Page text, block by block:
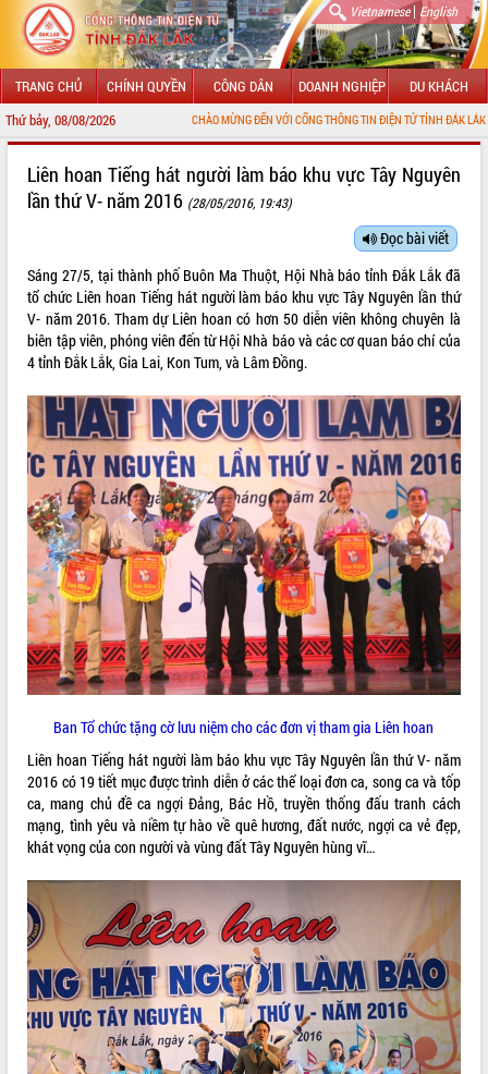
Vietnamese| English
TRANG CHỦ CHÍNH QUYỀN CÔNG DÂN DOANH NGHIỆP DU KHÁCH
Thứ bảy, 08/08/2026CHÀO MỪNG ĐẾN VỚI CỔNG THÔNG TIN ĐIỆN TỬ TỈNH ĐẮK LẮK
LÃNH ĐẠO UBND TỈNH
SỞ, BAN, NGÀNH
UBND CÁC XÃ, PHƯỜNG
HỆ THỐNG VĂN BẢN
VĂN BẢN HĐND TỈNH
ĐIỂM TIN VĂN BẢN
QUY HOẠCH - KẾ HOẠCH
VIDEO
Không có file video nào để phát.
Liên hoan Tiếng hát người làm báo khu vực Tây Nguyên
lần thứ V- năm 2016 (28/05/2016, 19:43)
Đọc bài viết
Sáng 27/5, tại thành phố Buôn Ma Thuột, Hội Nhà báo tỉnh Đắk Lắk đã
tổ chức Liên hoan Tiếng hát người làm báo khu vực Tây Nguyên lần thứ
V- năm 2016. Tham dự Liên hoan có hơn 50 diễn viên không chuyên là
biên tập viên, phóng viên đến từ Hội Nhà báo và các cơ quan báo chí của
4 tỉnh Đắk Lắk, Gia Lai, Kon Tum, và Lâm Đồng.
Ban Tổ chức tặng cờ lưu niệm cho các đơn vị tham gia Liên hoan
Liên hoan Tiếng hát người làm báo khu vực Tây Nguyên lần thứ V- năm
2016 có 19 tiết mục được trình diễn ở các thể loại đơn ca, song ca và tốp
ca, mang chủ đề ca ngợi Đảng, Bác Hồ, truyền thống đấu tranh cách
mạng, tình yêu và niềm tự hào về quê hương, đất nước, ngợi ca vẻ đẹp,
khát vọng của con người và vùng đất Tây Nguyên hùng vĩ…